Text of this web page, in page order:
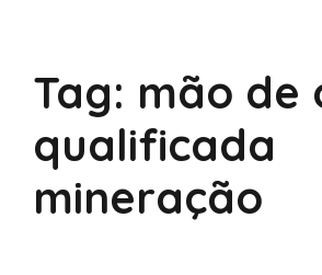
Tag: mão de
qualificada
mineração